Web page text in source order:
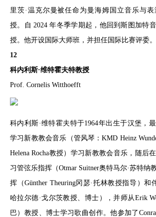
里茨·温克尔曼被任命为曼海姆国立音乐与
授。自 2024 年冬季学期起，他回到斯图加特
授。他开设国际大师班，并担任国际比赛评委。
12
科内利斯·维特霍夫特教授
Prof. Cornelis Witthoefft
科内利斯·维特霍夫特于1964年出生于汉堡，
学习新教教会音乐（管风琴：KMD Heinz
Helena Rocha教授）学习新教教会音乐，随后
习管弦乐指挥（Otmar Suitner奥特马尔·苏特纳
挥（Günther Theuring冈瑟·托林教授指导）和
哈拉尔德·戈尔茨教授、博士），并师从Erik
巴）教授、博士学习歌曲创作。他参加了